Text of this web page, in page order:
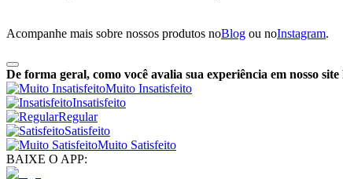
Acompanhe mais sobre nossos produtos noBlog ou noInstagram.
De forma geral, como você avalia sua experiência em nosso site
Muito Insatisfeito
Insatisfeito
Regular
Satisfeito
Muito Satisfeito
BAIXE O APP: